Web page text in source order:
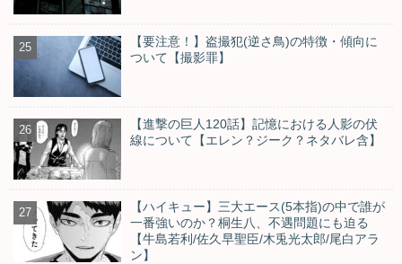
【要注意！】盗撮犯(逆さ鳥)の特徴・傾向に
ついて【撮影罪】
【進撃の巨人120話】記憶における人影の伏
線について【エレン？ジーク？ネタバレ含】
【ハイキュー】三大エース(5本指)の中で誰が
一番強いのか？桐生八、不遇問題にも迫る
【牛島若利/佐久早聖臣/木兎光太郎/尾白アラ
ン】